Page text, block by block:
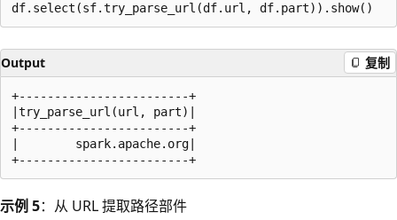
Output 复制
+------------------------+
|try_parse_url(url, part)|
+------------------------+
|        spark.apache.org|
示例 5：从 URL 提取路径部件